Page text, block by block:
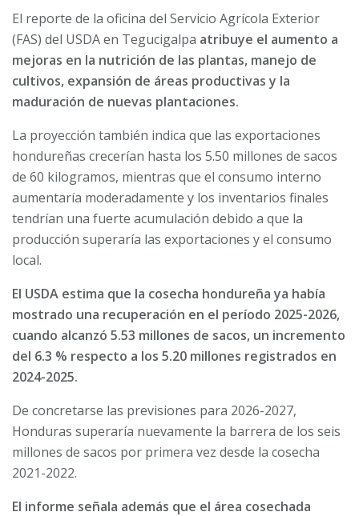
El reporte de la oficina del Servicio Agrícola Exterior
(FAS) del USDA en Tegucigalpa atribuye el aumento a
mejoras en la nutrición de las plantas, manejo de
cultivos, expansión de áreas productivas y la
maduración de nuevas plantaciones.
La proyección también indica que las exportaciones
hondureñas crecerían hasta los 5.50 millones de sacos
de 60 kilogramos, mientras que el consumo interno
aumentaría moderadamente y los inventarios finales
tendrían una fuerte acumulación debido a que la
producción superaría las exportaciones y el consumo
local.
El USDA estima que la cosecha hondureña ya había
mostrado una recuperación en el período 2025-2026,
cuando alcanzó 5.53 millones de sacos, un incremento
del 6.3 % respecto a los 5.20 millones registrados en
2024-2025.
De concretarse las previsiones para 2026-2027,
Honduras superaría nuevamente la barrera de los seis
millones de sacos por primera vez desde la cosecha
2021-2022.
El informe señala además que el área cosechada